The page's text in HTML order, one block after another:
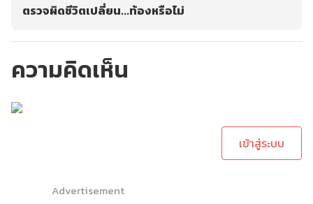
ตรวจผิดชีวิตเปลี่ยน...ท้องหรือไม่
ความคิดเห็น
เข้าสู่ระบบ
Advertisement